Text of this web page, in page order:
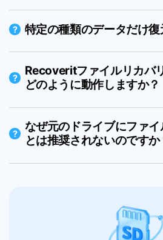
? 特定の種類のデータだけ
?
Recoveritファイルリカバ
どのように動作しますか？
?
なぜ元のドライブにファ
とは推奨されないのですか